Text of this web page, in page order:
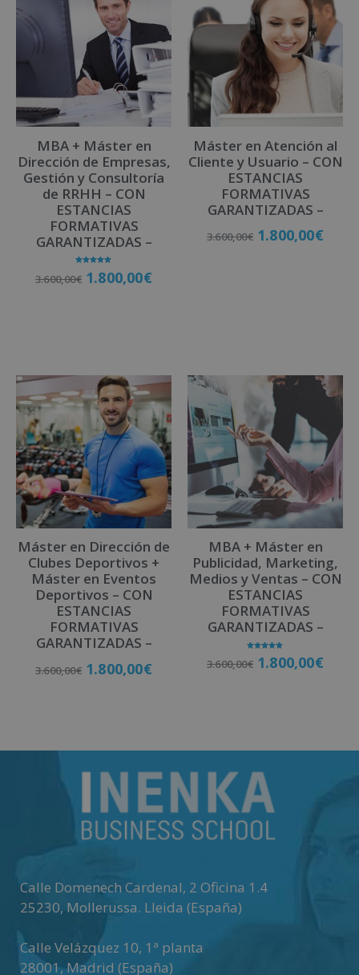
e
i
v
:
MBA + Máster en
Dirección de Empresas,
Gestión y Consultoría
de RRHH – CON
ESTANCIAS
FORMATIVAS
GARANTIZADAS –
con
5.00
3.600,00€ 1.800,00€
Máster en Atención al
Cliente y Usuario – CON
ESTANCIAS
FORMATIVAS
GARANTIZADAS –
3.600,00€ 1.800,00€
Máster en Dirección de
Clubes Deportivos +
Máster en Eventos
Deportivos – CON
ESTANCIAS
FORMATIVAS
GARANTIZADAS –
3.600,00€ 1.800,00€
MBA + Máster en
Publicidad, Marketing,
Medios y Ventas – CON
ESTANCIAS
FORMATIVAS
GARANTIZADAS –
con
5.00
3.600,00€ 1.800,00€
Calle Domenech Cardenal, 2 Oficina 1.4
25230, Mollerussa. Lleida (España)
Calle Velázquez 10, 1ª planta
28001,Madrid (España)